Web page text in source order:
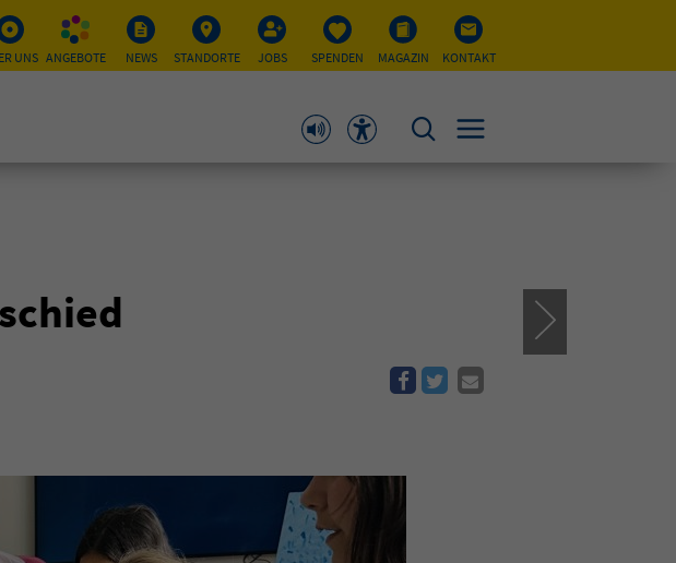
UNS ANGEBOTE NEWS STANDORTE JOBS SPENDEN MAGAZIN KONTAKT